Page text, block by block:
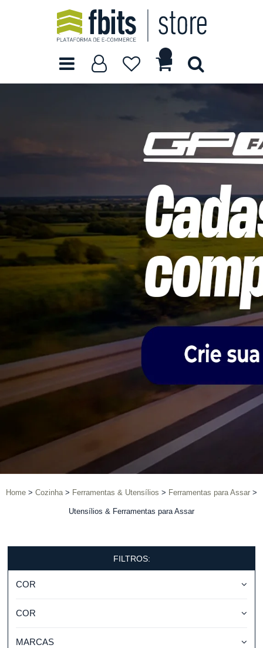
Home Cozinha Ferramentas & Utensílios Ferramentas para Assar
Utensílios & Ferramentas para Assar
FILTROS:
COR
COR
MARCAS